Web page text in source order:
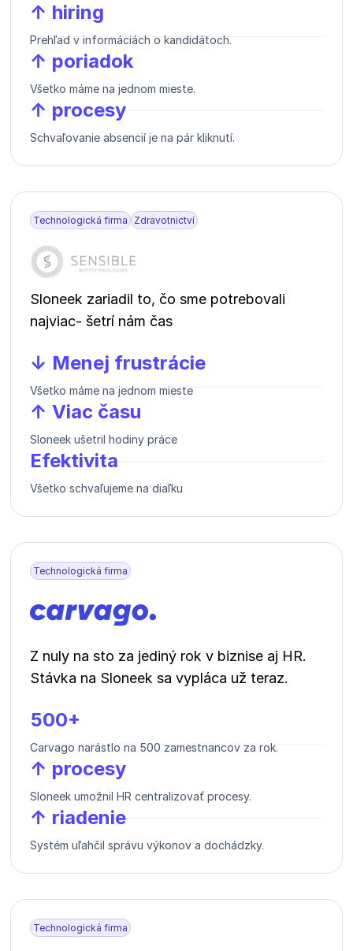
↑ hiring
Prehľad v informáciách o kandidátoch.
↑ poriadok
Všetko máme na jednom mieste.
↑ procesy
Schvaľovanie absencií je na pár kliknutí.
Technologická firma Zdravotnictví
Sloneek zariadil to, čo sme potrebovali
najviac- šetrí nám čas
↓ Menej frustrácie
Všetko máme na jednom mieste
↑ Viac času
Sloneek ušetril hodiny práce
Efektivita
Všetko schvaľujeme na diaľku
Technologická firma
Z nuly na sto za jediný rok v biznise aj HR.
Stávka na Sloneek sa vypláca už teraz.
500+
Carvago narástlo na 500 zamestnancov za rok.
↑ procesy
Sloneek umožnil HR centralizovať procesy.
↑ riadenie
Systém uľahčil správu výkonov a dochádzky.
Technologická firma